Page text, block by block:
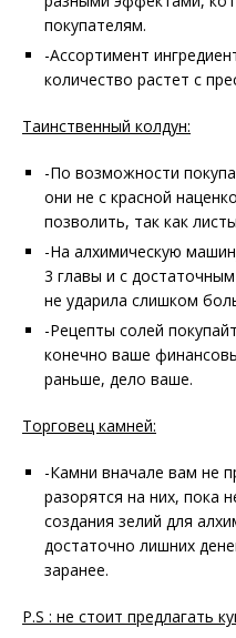
покупателям.
-Ассортимент
количество растет с
Таинственный колдун:
-По возможности
они не с красной
позволить, так как
-На алхимическую
3 главы и с
не ударила слишком
-Рецепты солей
конечно ваше
раньше, дело ваше.
Торговец камней:
-Камни вначале вам не
разорятся на них, пока
создания зелий для
достаточно лишних
заранее.
P.S : не стоит предлагать